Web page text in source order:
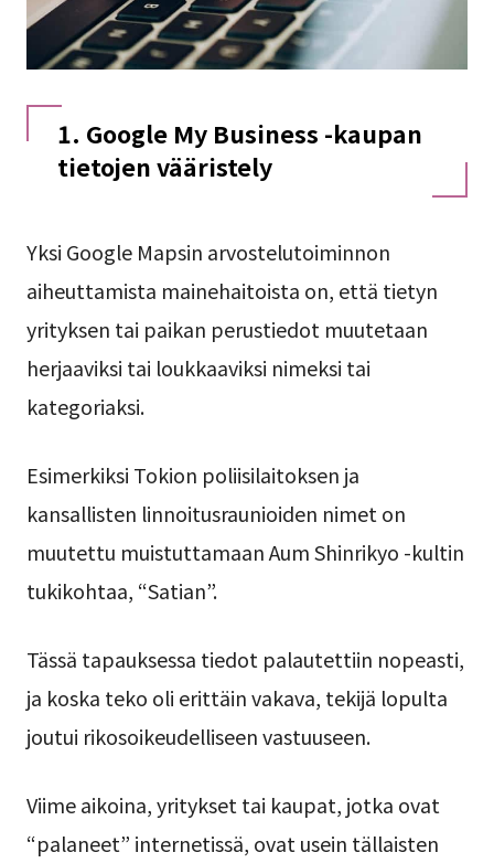
1. Google My Business -kaupan
tietojen vääristely
Yksi Google Mapsin arvostelutoiminnon
aiheuttamista mainehaitoista on, että tietyn
yrityksen tai paikan perustiedot muutetaan
herjaaviksi tai loukkaaviksi nimeksi tai
kategoriaksi.
Esimerkiksi Tokion poliisilaitoksen ja
kansallisten linnoitusraunioiden nimet on
muutettu muistuttamaan Aum Shinrikyo -kultin
tukikohtaa, “Satian”.
Tässä tapauksessa tiedot palautettiin nopeasti,
ja koska teko oli erittäin vakava, tekijä lopulta
joutui rikosoikeudelliseen vastuuseen.
Viime aikoina, yritykset tai kaupat, jotka ovat
“palaneet” internetissä, ovat usein tällaisten